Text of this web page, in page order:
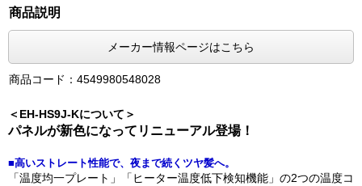
商品説明
メーカー情報ページはこちら
商品コード：4549980548028
＜EH-HS9J-Kについて＞
パネルが新色になってリニューアル登場！
■高いストレート性能で、夜まで続くツヤ髪へ。
「温度均一プレート」「ヒーター温度低下検知機能」の2つの温度コ